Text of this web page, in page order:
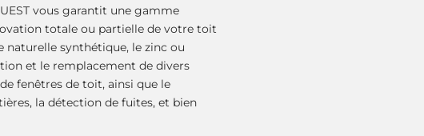
vous garantit une gamme
totale ou partielle de votre toit
naturelle synthétique, le zinc ou
et le remplacement de divers
fenêtres de toit, ainsi que le
la détection de fuites, et bien